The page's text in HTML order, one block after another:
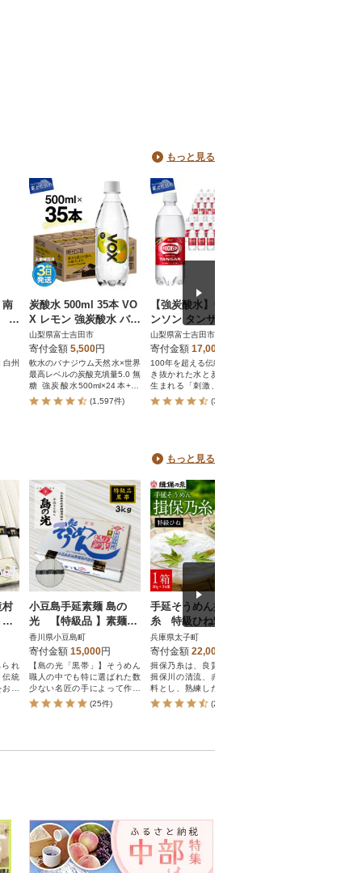
もっと見る
ペ
白州
炭酸水 500ml 35本 VO
X レモン 強炭酸水 バナ
ジウム 1ケース 入金確
認後最短3日発送
山梨県富士吉田市
寄付金額 5,500円
軟水のバナジウム天然水×世界
最高レベルの炭酸充填量5.0 無
糖 強炭酸水500ml×24本+11
本!
(1,597件)
【強炭酸水】ウィルキ
ンソン タンサン 500ml
×2箱(24本入)計48本 ペ
ットボトル アサヒ飲料
山梨県富士吉田市
寄付金額 17,000
100年を超える伝統と信頼。磨
き抜かれた水と炭酸ガスから
生まれる「刺激、強め」の本
格炭酸です。
(370件)
もっと見る
村
れ
伝統
召
小豆島手延素麺 島の
光 【特級品 】素麺の
風味と力強さをより感
じる「黒帯」3kg 贈答
用にも!
香川県小豆島町
寄付金額 15,000円
【島の光「黒帯」】そうめん
職人の中でも特に選ばれた数
少ない名匠の手によって作ら
れた逸品。
(25件)
手延そうめん揖保乃
糸 特級ひね54束
兵庫県太子町
寄付金額 22,000
揖保乃糸は、良質の小麦粉、
揖保川の清流、赤穂の塩を原
料とし、熟練した職人が丹精
込めて作る逸品です。
(233件)